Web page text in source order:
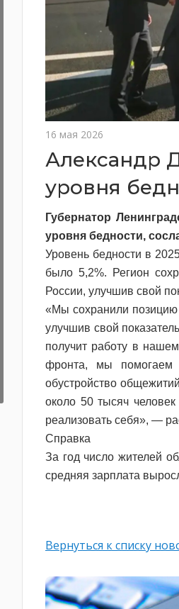
16 мая 2026
Александр
уровня
Губернатор
уровня бедности,
Уровень бедности в
было 5,2%. Регион
России, улучшив свой
«Мы сохранили
улучшив свой
получит работу в
фронта, мы
обустройство
около 50 тысяч
реализовать себя», —
Справка
За год число жителей
средняя зарплата
Вернуться к списку